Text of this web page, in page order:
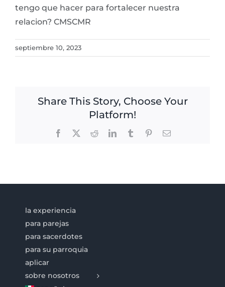
tengo que hacer para fortalecer nuestra
relacion? CMSCMR
septiembre 10, 2023
Share This Story, Choose Your
Platform!
Facebook RedditLinkedInTumblr PinterestEmail
la experiencia
para parejas
para sacerdotes
para su parroquia
aplicar
sobre nosotros